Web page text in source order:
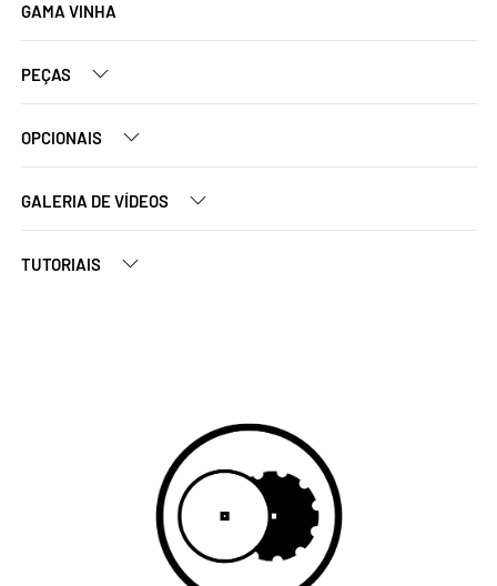
GAMA VINHA
PEÇAS
OPCIONAIS
GALERIA DE VÍDEOS
TUTORIAIS